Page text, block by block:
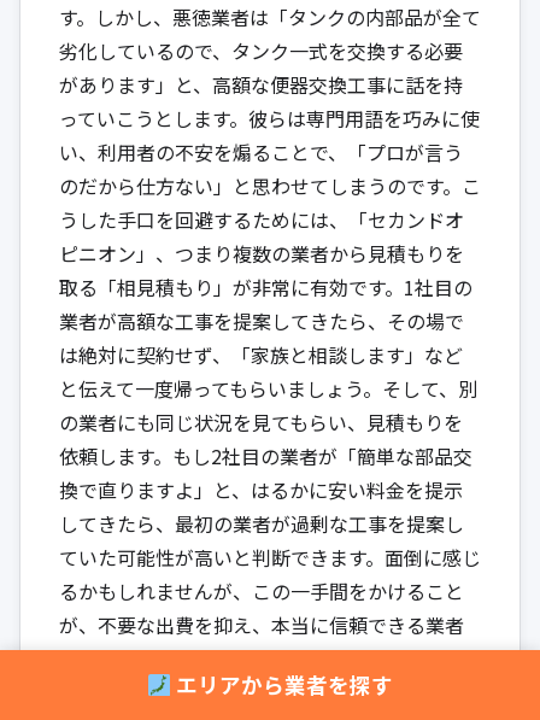
す。しかし、悪徳業者は「タンクの内部品が全て
劣化しているので、タンク一式を交換する必要
があります」と、高額な便器交換工事に話を持
っていこうとします。彼らは専門用語を巧みに使
い、利用者の不安を煽ることで、「プロが言う
のだから仕方ない」と思わせてしまうのです。こ
うした手口を回避するためには、「セカンドオ
ピニオン」、つまり複数の業者から見積もりを
取る「相見積もり」が非常に有効です。1社目の
業者が高額な工事を提案してきたら、その場で
は絶対に契約せず、「家族と相談します」など
と伝えて一度帰ってもらいましょう。そして、別
の業者にも同じ状況を見てもらい、見積もりを
依頼します。もし2社目の業者が「簡単な部品交
換で直りますよ」と、はるかに安い料金を提示
してきたら、最初の業者が過剰な工事を提案し
ていた可能性が高いと判断できます。面倒に感じ
るかもしれませんが、この一手間をかけること
が、不要な出費を抑え、本当に信頼できる業者
を見つけるための最も確実な方法なのです。
エリアから業者を探す